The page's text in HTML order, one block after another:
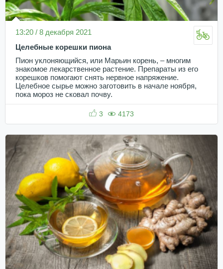
13:20 / 8 декабря 2021
Целебные корешки пиона
Пион уклоняющийся, или Марьин корень, – многим
знакомое лекарственное растение. Препараты из его
корешков помогают снять нервное напряжение.
Целебное сырье можно заготовить в начале ноября,
пока мороз не сковал почву.
3 4173